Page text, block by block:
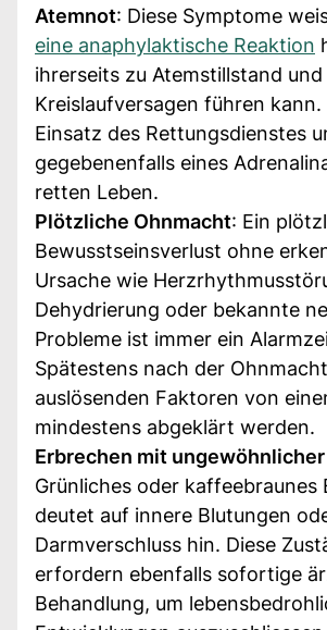
Atemnot: Diese Symptome
eine anaphylaktische Reaktion
ihrerseits zu Atemstillstand und
Kreislaufversagen führen kann.
Einsatz des Rettungsdienstes
gegebenenfalls eines
retten Leben.
Plötzliche Ohnmacht: Ein
Bewusstseinsverlust ohne
Ursache wie
Dehydrierung oder bekannte
Probleme ist immer ein
Spätestens nach der
auslösenden Faktoren von
mindestens abgeklärt werden.
Erbrechen mit
Grünliches oder kaffeebraunes
deutet auf innere Blutungen
Darmverschluss hin. Diese
erfordern ebenfalls sofortige
Behandlung, um